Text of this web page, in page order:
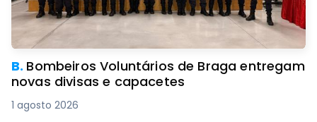
B. Bombeiros Voluntários de Braga entregam
novas divisas e capacetes
1 agosto 2026